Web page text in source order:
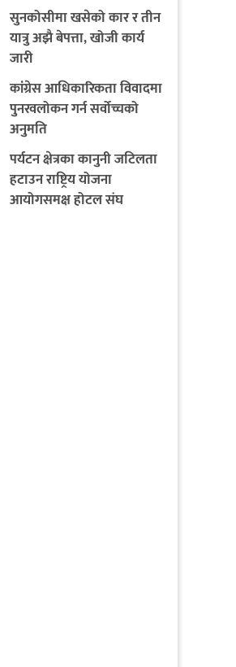
सुनकोसीमा खसेको कार र तीन
यात्रु अझै बेपत्ता, खोजी कार्य
जारी
कांग्रेस आधिकारिकता विवादमा
पुनरवलोकन गर्न सर्वोच्चको
अनुमति
पर्यटन क्षेत्रका कानुनी जटिलता
हटाउन राष्ट्रिय योजना
आयोगसमक्ष होटल संघ